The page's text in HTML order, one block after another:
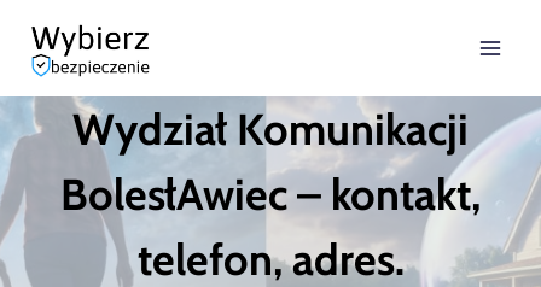
Przejdź
treści
Wydział Komunikacji
BolesłAwiec – kontakt,
telefon, adres.